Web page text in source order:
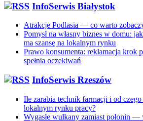
InfoSerwis Białystok
Atrakcje Podlasia — co warto
Pomysł na własny biznes w domu:
ma szansę na lokalnym rynku
Prawo konsumenta: reklamacja krok
spełnia oczekiwań
InfoSerwis Rzeszów
Ile zarabia technik farmacji i od czego
lokalnym rynku pracy?
Wygasłe wulkany zamiast połonin